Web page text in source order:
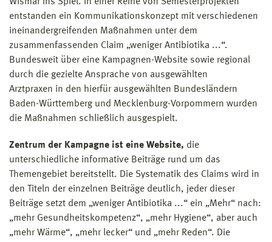
entstanden ein Kommunikationskonzept mit verschiedenen
ineinandergreifenden Maßnahmen unter dem
zusammenfassenden Claim „weniger Antibiotika ...“.
Bundesweit über eine Kampagnen-Website sowie regional
durch die gezielte Ansprache von ausgewählten
Arztpraxen in den hierfür ausgewählten Bundesländern
Baden-Württemberg und Mecklenburg-Vorpommern wurden
die Maßnahmen schließlich ausgespielt.
Zentrum der Kampagne ist eine Website, die
unterschiedliche informative Beiträge rund um das
Themengebiet bereitstellt. Die Systematik des Claims wird in
den Titeln der einzelnen Beiträge deutlich, jeder dieser
Beiträge setzt dem „weniger Antibiotika ...“ ein „Mehr“ nach:
„mehr Gesundheitskompetenz“, „mehr Hygiene“, aber auch
„mehr Wärme“, „mehr lecker“ und „mehr Reden“. Die